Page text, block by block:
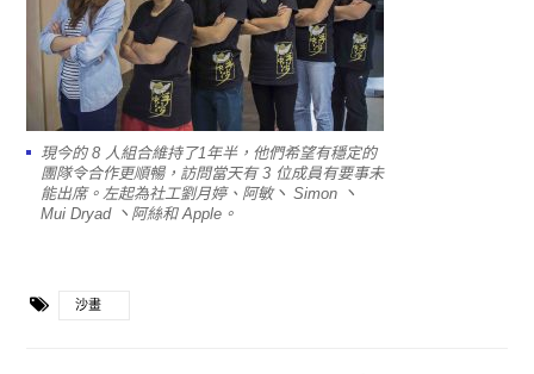
現今的 8 人組合維持了1年半，他們希望有穩定的
團隊令合作更順暢，訪問當天有 3 位成員有要事未
能出席。左起為社工劉月婷、阿敏丶 Simon 丶
Mui Dryad 丶阿絲和 Apple。
沙畫